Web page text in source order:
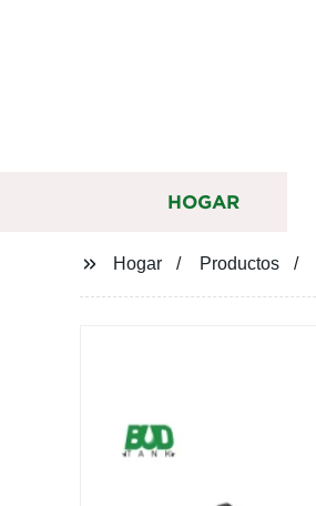
HOGAR
Hogar Productos